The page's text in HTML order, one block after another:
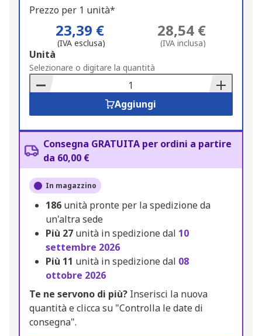
Prezzo per 1 unità*
23,39 €
(IVA esclusa)
28,54 €
(IVA inclusa)
Add
to
Basket
Unità
Selezionare o digitare la quantità
Aggiungi
Consegna GRATUITA per ordini a partire
da 60,00 €
In magazzino
186 unità pronte per la spedizione da
un'altra sede
Più 27 unità in spedizione dal 10
settembre 2026
Più 11 unità in spedizione dal 08
ottobre 2026
Te ne servono di più? Inserisci la nuova
quantità e clicca su "Controlla le date di
consegna".